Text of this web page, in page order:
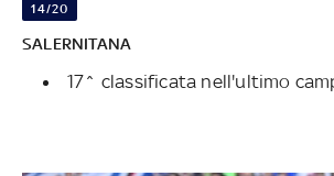
14/20
SALERNITANA
17^ classificata nell'ultimo